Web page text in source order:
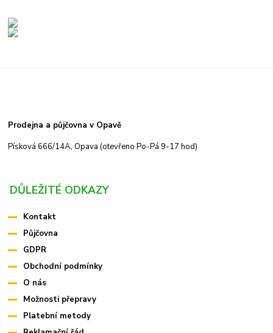
Prodejna a půjčovna v Opavě
Písková 666/14A, Opava (otevřeno Po-Pá 9-17 hod)
DŮLEŽITÉ ODKAZY
Kontakt
Půjčovna
GDPR
Obchodní podmínky
O nás
Možnosti přepravy
Platební metody